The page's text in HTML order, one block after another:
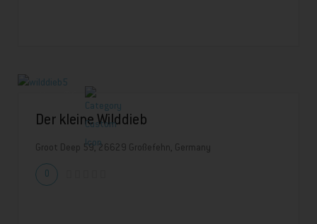
Der kleine Wilddieb
Groot Deep 59, 26629 Großefehn, Germany
0